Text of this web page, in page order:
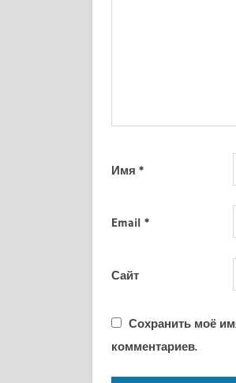
Имя *
Email *
Сайт
Сохранить моё
комментариев.